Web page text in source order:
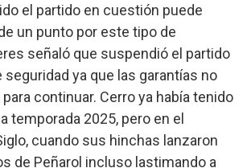
el partido en cuestión puede
un punto por este tipo de
señaló que suspendió el partido
ya que las garantías no
continuar. Cerro ya había tenido
temporada 2025, pero en el
cuando sus hinchas lanzaron
de Peñarol incluso lastimando a